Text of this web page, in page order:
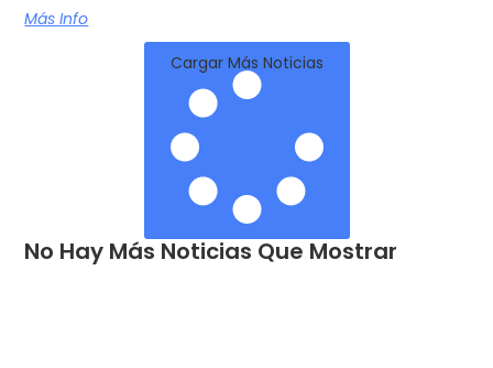
Más Info
Cargar Más Noticias
No Hay Más Noticias Que Mostrar